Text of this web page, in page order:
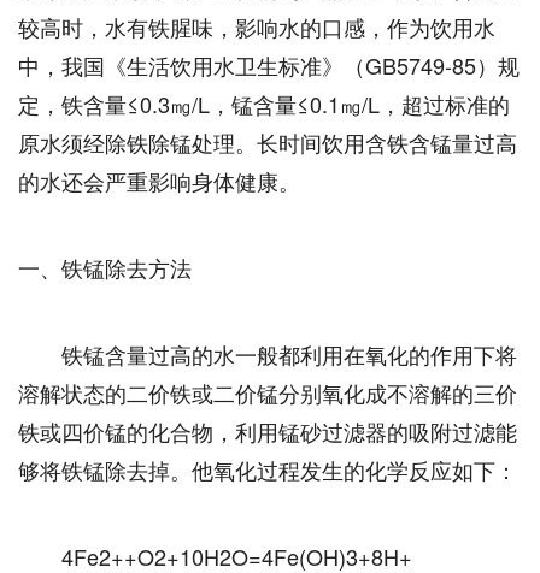
较高时，水有铁腥味，影响水的口感，作为饮用水
中，我国《生活饮用水卫生标准》（GB5749-85）规
定，铁含量≤0.3㎎/L，锰含量≤0.1㎎/L，超过标准的
原水须经除铁除锰处理。长时间饮用含铁含锰量过高
的水还会严重影响身体健康。
一、铁锰除去方法
铁锰含量过高的水一般都利用在氧化的作用下将
溶解状态的二价铁或二价锰分别氧化成不溶解的三价
铁或四价锰的化合物，利用锰砂过滤器的吸附过滤能
够将铁锰除去掉。他氧化过程发生的化学反应如下：
4Fe2++O2+10H2O=4Fe(OH)3+8H+